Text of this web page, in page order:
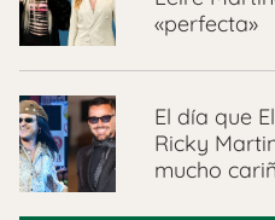
«perfecta»
El día que
Ricky
mucho